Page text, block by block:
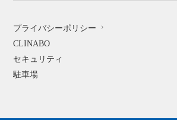
プライバシーポリシー
CLINABO
セキュリティ
駐車場